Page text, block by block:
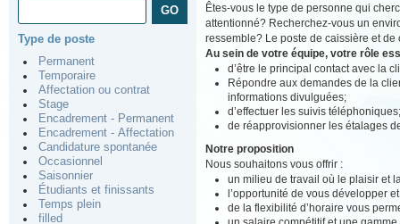
Type de poste
Permanent
Temporaire
Affectation ou contrat
Stage
Encadrement - Permanent
Encadrement - Affectation
Candidature spontanée
Occasionnel
Saisonnier
Étudiants et finissants
Temps plein
filled
Êtes-vous le type de personne qui
attentionné? Recherchez-vous un
ressemble? Le poste de caissière et
Au sein de votre équipe, votre rôle
d’être le principal contact avec la
Répondre aux demandes de la
informations divulguées;
d’effectuer les suivis téléphoniques;
de réapprovisionner les étalages
Notre proposition
Nous souhaitons vous offrir :
un milieu de travail où le plaisir et
l’opportunité de vous développer
de la flexibilité d’horaire vous